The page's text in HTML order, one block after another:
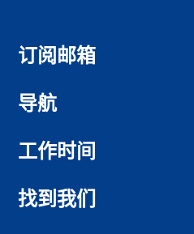
订阅邮箱
导航
工作时间
找到我们